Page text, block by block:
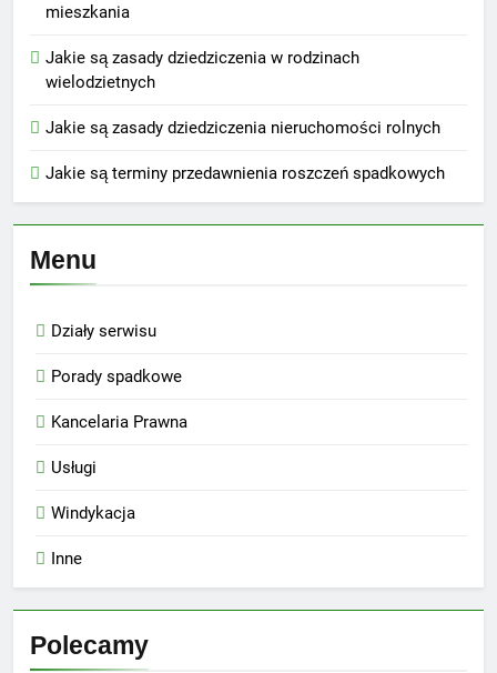
mieszkania
Jakie są zasady dziedziczenia w rodzinach
wielodzietnych
Jakie są zasady dziedziczenia nieruchomości rolnych
Jakie są terminy przedawnienia roszczeń spadkowych
Menu
Działy serwisu
Porady spadkowe
Kancelaria Prawna
Usługi
Windykacja
Inne
Polecamy